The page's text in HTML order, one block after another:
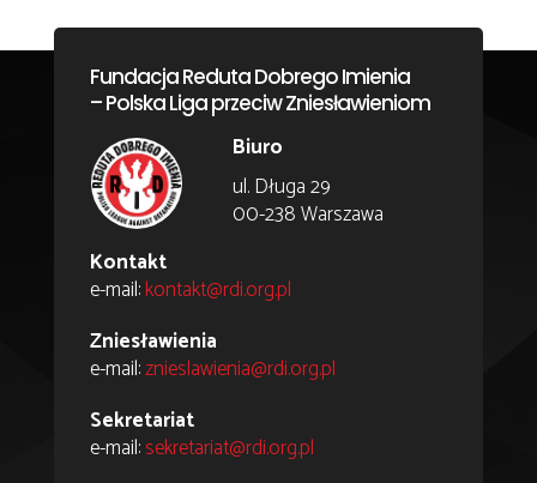
Fundacja Reduta Dobrego Imienia
– Polska Liga przeciw Zniesławieniom
Biuro
ul. Długa 29
00-238 Warszawa
Kontakt
e-mail:kontakt@rdi.org.pl
Zniesławienia
e-mail:znieslawienia@rdi.org.pl
Sekretariat
e-mail:sekretariat@rdi.org.pl